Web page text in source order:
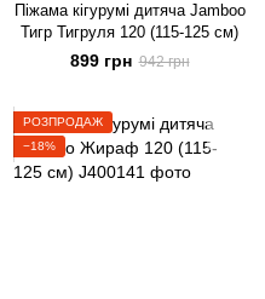
Піжама кігурумі дитяча Jamboo
Тигр Тигруля 120 (115-125 см)
899 грн 942 грн
РОЗПРОДАЖ
−18%